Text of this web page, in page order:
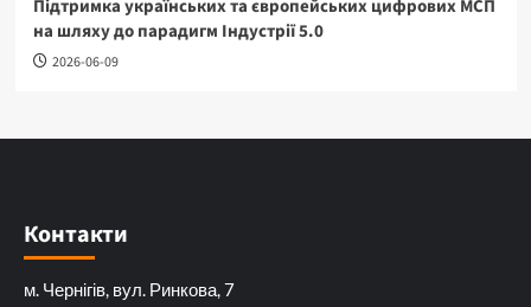
Підтримка українських та європейських цифрових МСП
на шляху до парадигм Індустрії 5.0
2026-06-09
Контакти
м. Чернігів, вул. Ринкова, 7